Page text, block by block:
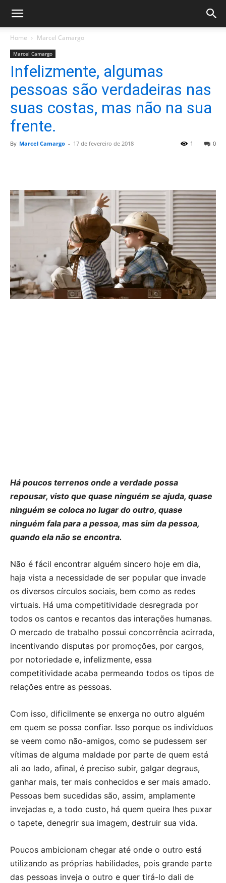
Home Marcel Camargo
Marcel Camargo
Infelizmente, algumas
pessoas são verdadeiras nas
suas costas, mas não na sua
frente.
By Marcel Camargo - 17 de fevereiro de 2018 0
1
Há poucos terrenos onde a verdade possa
repousar, visto que quase ninguém se ajuda, quase
ninguém se coloca no lugar do outro, quase
ninguém fala para a pessoa, mas sim da pessoa,
quando ela não se encontra.
Não é fácil encontrar alguém sincero hoje em dia,
haja vista a necessidade de ser popular que invade
os diversos círculos sociais, bem como as redes
virtuais. Há uma competitividade desregrada por
todos os cantos e recantos das interações humanas.
O mercado de trabalho possui concorrência acirrada,
incentivando disputas por promoções, por cargos,
por notoriedade e, infelizmente, essa
competitividade acaba permeando todos os tipos de
relações entre as pessoas.
Com isso, dificilmente se enxerga no outro alguém
em quem se possa confiar. Isso porque os indivíduos
se veem como não-amigos, como se pudessem ser
vítimas de alguma maldade por parte de quem está
ali ao lado, afinal, é preciso subir, galgar degraus,
ganhar mais, ter mais conhecidos e ser mais amado.
Pessoas bem sucedidas são, assim, amplamente
invejadas e, a todo custo, há quem queira lhes puxar
o tapete, denegrir sua imagem, destruir sua vida.
Poucos ambicionam chegar até onde o outro está
utilizando as próprias habilidades, pois grande parte
das pessoas inveja o outro e quer tirá-lo dali de